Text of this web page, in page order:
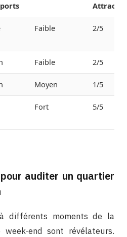
Faible 2/5
Faible 2/5
Moyen 1/5
Fort 5/5
auditer un quartier
différents moments de la
end sont révélateurs.